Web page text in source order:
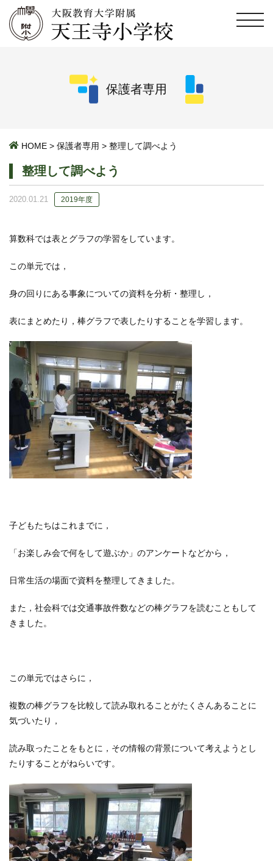
保護者専用
HOME > 保護者専用 > 整理して調べよう
整理して調べよう
2020.01.21 2019年度
算数科では表とグラフの学習をしています。
この単元では，
身の回りにある事象についての資料を分析・整理し，
表にまとめたり，棒グラフで表したりすることを学習します。
子どもたちはこれまでに，
「お楽しみ会で何をして遊ぶか」のアンケートなどから，
日常生活の場面で資料を整理してきました。
また，社会科では交通事故件数などの棒グラフを読むこともして
きました。
この単元ではさらに，
複数の棒グラフを比較して読み取れることがたくさんあることに
気づいたり，
読み取ったことをもとに，その情報の背景について考えようとし
たりすることがねらいです。